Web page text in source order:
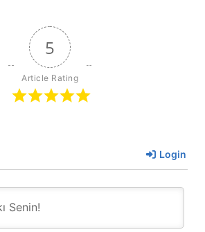
5
Article Rating
Login